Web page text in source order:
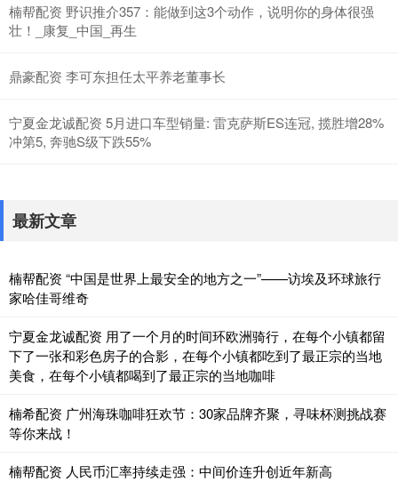
楠帮配资 野识推介357：能做到这3个动作，说明你的身体很强
壮！_康复_中国_再生
鼎豪配资 李可东担任太平养老董事长
宁夏金龙诚配资 5月进口车型销量: 雷克萨斯ES连冠, 揽胜增28%
冲第5, 奔驰S级下跌55%
最新文章
楠帮配资 “中国是世界上最安全的地方之一”——访埃及环球旅行
家哈佳哥维奇
宁夏金龙诚配资 用了一个月的时间环欧洲骑行，在每个小镇都留
下了一张和彩色房子的合影，在每个小镇都吃到了最正宗的当地
美食，在每个小镇都喝到了最正宗的当地咖啡
楠希配资 广州海珠咖啡狂欢节：30家品牌齐聚，寻味杯测挑战赛
等你来战！
楠帮配资 人民币汇率持续走强：中间价连升创近年新高